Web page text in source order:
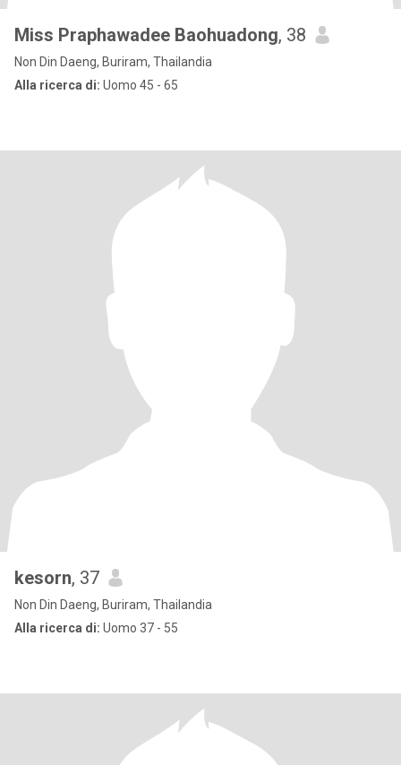
Miss Praphawadee Baohuadong, 38
Non Din Daeng, Buriram, Thailandia
Alla ricerca di: Uomo 45 - 65
kesorn, 37
Non Din Daeng, Buriram, Thailandia
Alla ricerca di: Uomo 37 - 55